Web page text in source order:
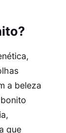
a beleza
que